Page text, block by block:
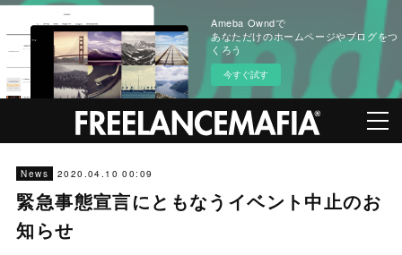
Ameba Owndで
あなただけのホームページやブログをつ
くろう
今すぐ試す
News 2020.04.10 00:09
緊急事態宣言にともなうイベント中止のお
知らせ